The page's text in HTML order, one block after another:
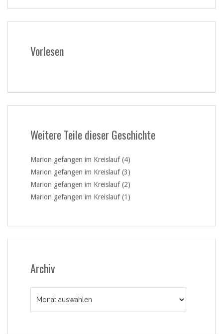
Vorlesen
Weitere Teile dieser Geschichte
Marion gefangen im Kreislauf (4)
Marion gefangen im Kreislauf (3)
Marion gefangen im Kreislauf (2)
Marion gefangen im Kreislauf (1)
Archiv